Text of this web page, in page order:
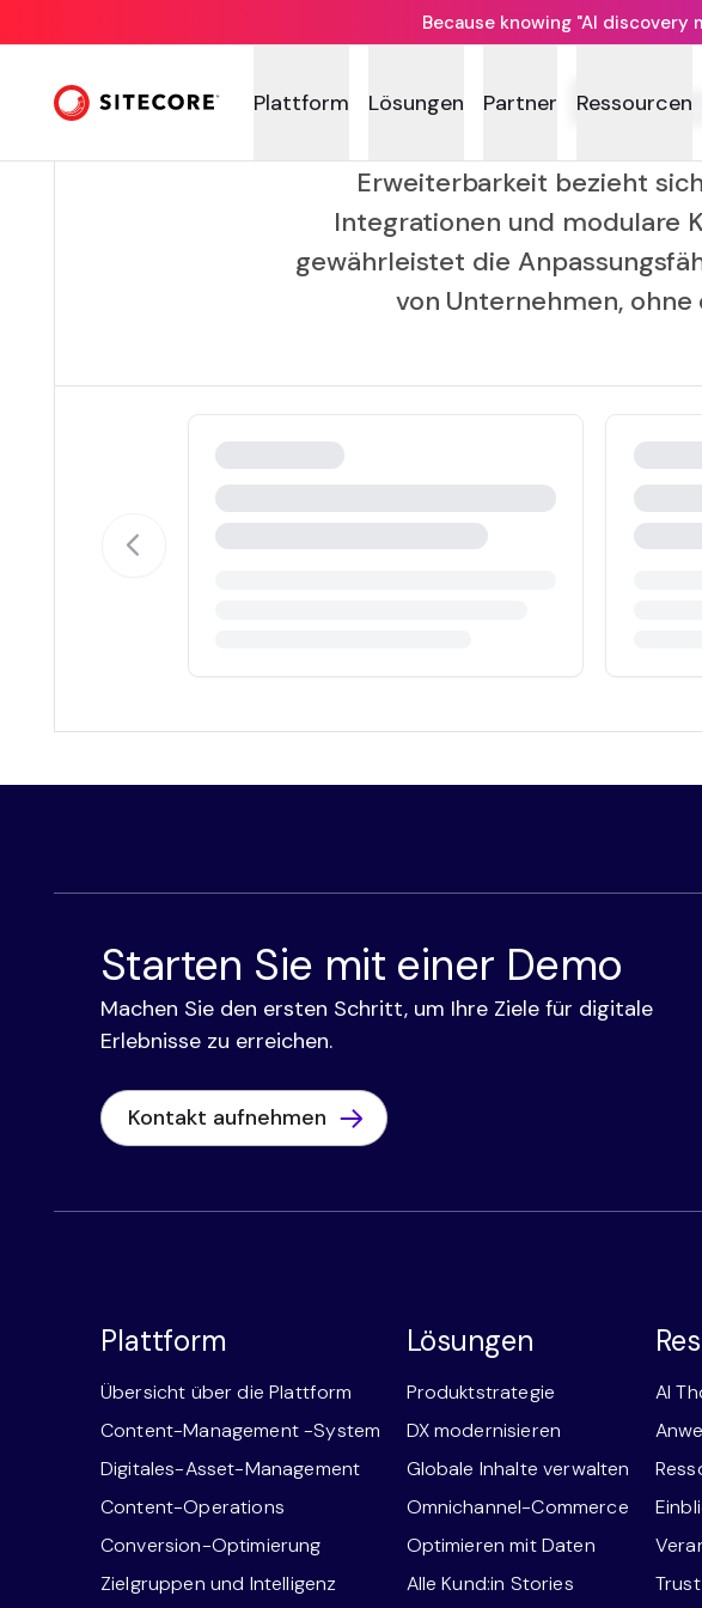
Because knowing "AI
Plattform Lösungen Partner Ressourcen
Erweiterbarkeit bezieht
Integrationen und modulare
gewährleistet die
von Unternehmen,
Starten Sie mit einer Demo
Machen Sie den ersten Schritt, um Ihre Ziele für digitale
Erlebnisse zu erreichen.
Kontakt aufnehmen
Plattform
Übersicht über die Plattform
Content-Management -System
Digitales-Asset-Management
Content-Operations
Conversion-Optimierung
Zielgruppen und Intelligenz
Lösungen
Produktstrategie
DX modernisieren
Globale Inhalte verwalten
Omnichannel-Commerce
Optimieren mit Daten
Alle Kund:in Stories
AI